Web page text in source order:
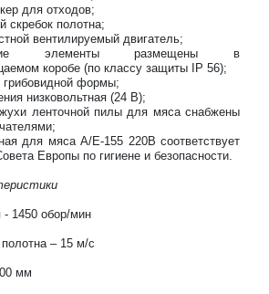
для отходов;
скребок полотна;
вентилируемый двигатель;
элементы размещены в
коробе (по классу защиты IP 56);
формы;
низковольтная (24 В);
ленточной пилы для мяса снабжены
для мяса A/E-155 220В соответствует
Европы по гигиене и безопасности.
- 1450 обор/мин
– 15 м/с
мм